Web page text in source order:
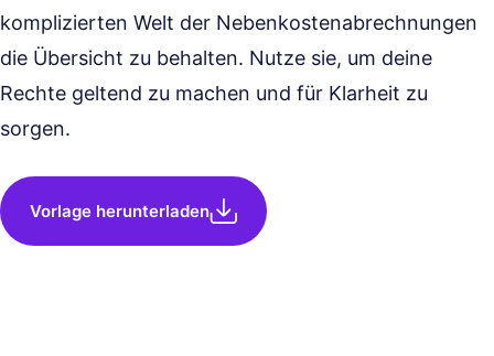
komplizierten Welt der Nebenkostenabrechnungen
die Übersicht zu behalten. Nutze sie, um deine
Rechte geltend zu machen und für Klarheit zu
sorgen.
Vorlage herunterladen